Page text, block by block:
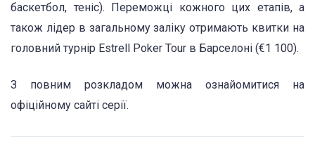
баскетбол, теніс). Переможці кожного цих етапів, а
також лідер в загальному заліку отримають квитки на
головний турнір Estrell Poker Tour в Барселоні (€1 100).
З повним розкладом можна ознайомитися на
офіційному сайті серії.